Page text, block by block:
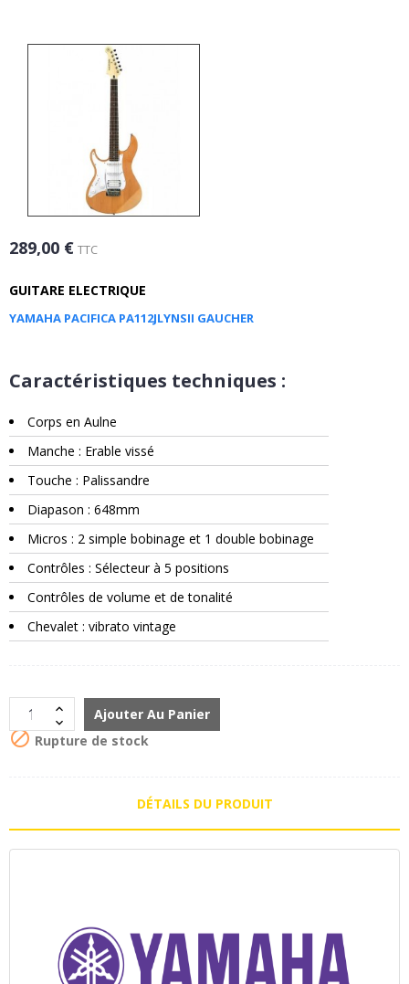
289,00 € TTC
GUITARE ELECTRIQUE
YAMAHA PACIFICA PA112JLYNSII GAUCHER
Caractéristiques techniques :
Corps en Aulne
Manche : Erable vissé
Touche : Palissandre
Diapason : 648mm
Micros : 2 simple bobinage et 1 double bobinage
Contrôles : Sélecteur à 5 positions
Contrôles de volume et de tonalité
Chevalet : vibrato vintage
Ajouter Au Panier
 Rupture de stock
DÉTAILS DU PRODUIT